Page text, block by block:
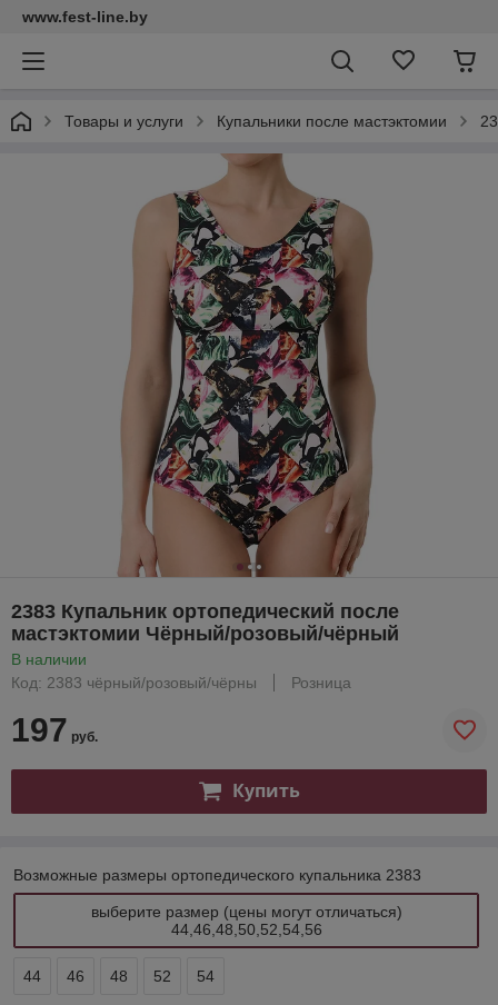
www.fest-line.by
Товары и услуги Купальники после мастэктомии
2383 Купальник ортопедический после
мастэктомии Чёрный/розовый/чёрный
В наличии
Код: 2383 чёрный/розовый/чёрны
Розница
197 руб.
Купить
Возможные размеры ортопедического купальника 2383
выберите размер (цены могут отличаться)
44,46,48,50,52,54,56
44 46 48 52 54